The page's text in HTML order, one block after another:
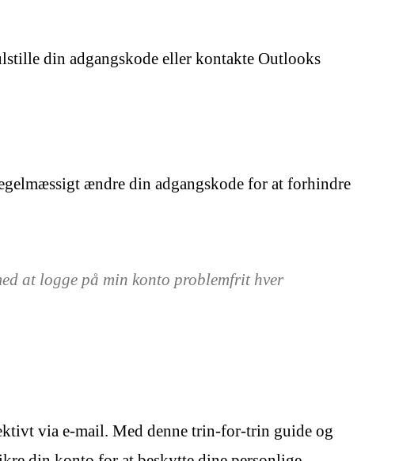
din adgangskode eller kontakte Outlooks
ændre din adgangskode for at forhindre
at logge på min konto problemfrit hver
via e-mail. Med denne trin-for-trin guide og